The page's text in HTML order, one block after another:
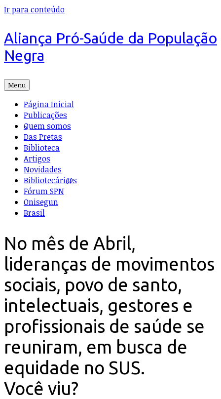
Ir para conteúdo
Aliança Pró-Saúde da População
Negra
Menu
Página Inicial
Publicações
Quem somos
Das Pretas
Biblioteca
Artigos
Novidades
Bibliotecári@s
Fórum SPN
Onisegun
Brasil
No mês de Abril,
lideranças de movimentos
sociais, povo de santo,
intelectuais, gestores e
profissionais de saúde se
reuniram, em busca de
equidade no SUS.
Você viu?